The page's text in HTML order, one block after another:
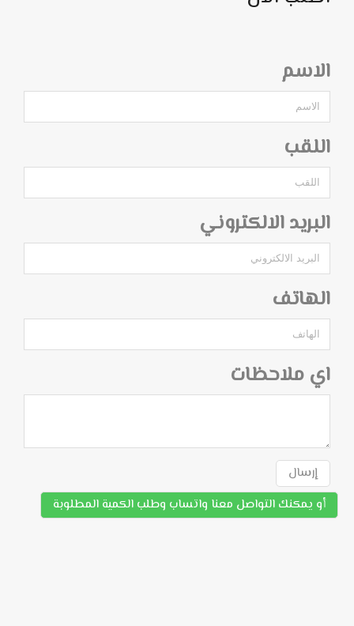
الاسم
اللقب
البريد الالكتروني
الهاتف
اي ملاحظات
إرسال
أو يمكنك التواصل معنا واتساب وطلب الكمية المطلوبة